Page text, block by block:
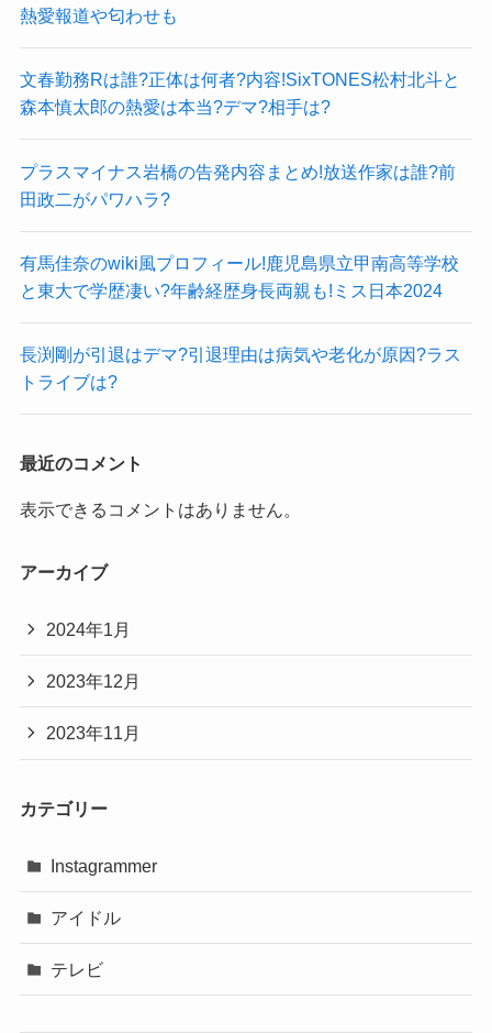
熱愛報道や匂わせも
文春勤務Rは誰?正体は何者?内容!SixTONES松村北斗と
森本慎太郎の熱愛は本当?デマ?相手は?
プラスマイナス岩橋の告発内容まとめ!放送作家は誰?前
田政二がパワハラ?
有馬佳奈のwiki風プロフィール!鹿児島県立甲南高等学校
と東大で学歴凄い?年齢経歴身長両親も!ミス日本2024
長渕剛が引退はデマ?引退理由は病気や老化が原因?ラス
トライブは?
最近のコメント
表示できるコメントはありません。
アーカイブ
2024年1月
2023年12月
2023年11月
カテゴリー
Instagrammer
アイドル
テレビ